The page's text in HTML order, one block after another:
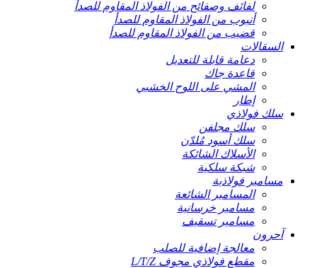
لفائف وصفائح من الفولاذ المقاوم للصدأ
أنبوب من الفولاذ المقاوم للصدأ
قضيب من الفولاذ المقاوم للصدأ
السقالات
دعامة قابلة للتعديل
قاعدة جاك
المشي على اللوح الخشبي
إطار
سلك فولاذي
سلك مجلفن
سلك أسود مُلدّن
الأسلاك الشائكة
شبكة سلكية
مسامير فولاذية
المسامير الشائعة
مسامير خرسانية
مسامير تسقيف
آحرون
معالجة إضافية للصلب
مقطع فولاذي مجوف L/T/Z